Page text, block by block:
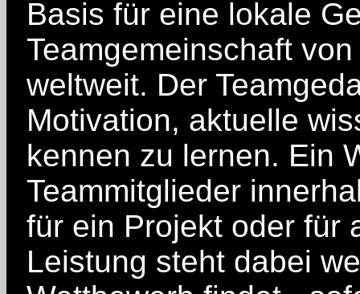
Basis für eine lokale
Teamgemeinschaft
weltweit. Der
Motivation, aktuelle
kennen zu lernen. Ein
Teammitglieder
für ein Projekt oder für
Leistung steht dabei